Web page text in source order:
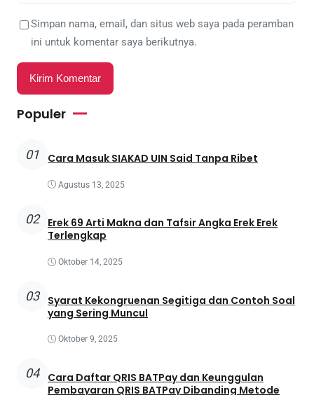
Simpan nama, email, dan situs web saya pada peramban
ini untuk komentar saya berikutnya.
Populer
01 Cara Masuk SIAKAD UIN Said Tanpa Ribet
Agustus 13, 2025
02
Erek 69 Arti Makna dan Tafsir Angka Erek Erek
Terlengkap
Oktober 14, 2025
03
Syarat Kekongruenan Segitiga dan Contoh Soal
yang Sering Muncul
Oktober 9, 2025
04
Cara Daftar QRIS BATPay dan Keunggulan
Pembayaran QRIS BATPay Dibanding Metode